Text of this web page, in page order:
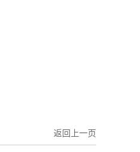
返回上一页